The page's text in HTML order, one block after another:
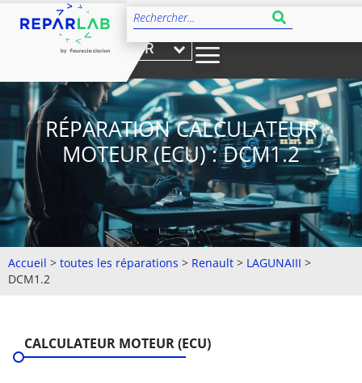
FR
RÉPARATION CALCULATEUR
MOTEUR (ECU) : DCM1.2
Accueil > toutes les réparations > Renault > LAGUNAIII >
DCM1.2
CALCULATEUR MOTEUR (ECU)